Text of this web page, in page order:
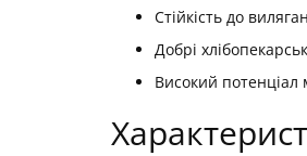
Стійкість до
Добрі
Високий потенціал